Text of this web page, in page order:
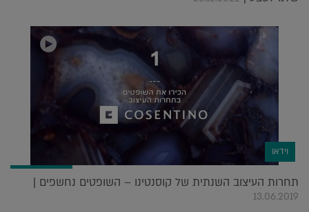
וידאו
תחרות העיצוב השנתית של קוסנטינו – השופטים נחשפים |
13.06.2019